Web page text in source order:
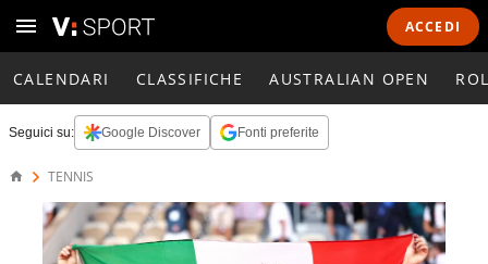
ACCEDI
CALENDARI CLASSIFICHE AUSTRALIAN OPEN
Seguici su: Google Discover Fonti preferite
TENNIS